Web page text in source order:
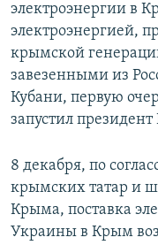
электроэнергии в
электроэнергией,
крымской
завезенными из
Кубани, первую
запустил
8 декабря, по
крымских татар и
Крыма, поставка
Украины в Крым